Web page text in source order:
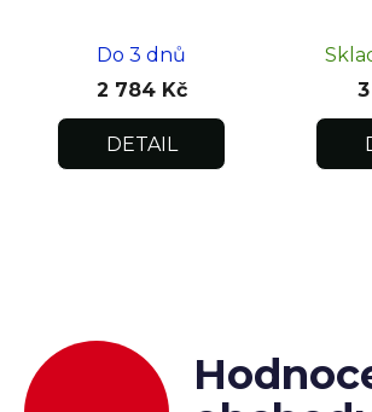
Do 3 dnů
2 784 Kč
DETAIL